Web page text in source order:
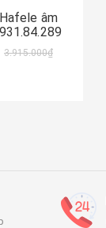
âm
3.915.000₫